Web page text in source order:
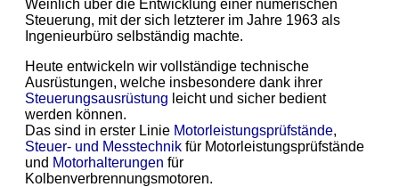
Weinlich über die Entwicklung einer numerischen
Steuerung, mit der sich letzterer im Jahre 1963 als
Ingenieurbüro selbständig machte.
Heute entwickeln wir vollständige technische
Ausrüstungen, welche insbesondere dank ihrer
Steuerungsausrüstung leicht und sicher bedient
werden können.
Das sind in erster Linie Motorleistungsprüfstände,
Steuer- und Messtechnik für Motorleistungsprüfstände
und Motorhalterungen für
Kolbenverbrennungsmotoren.